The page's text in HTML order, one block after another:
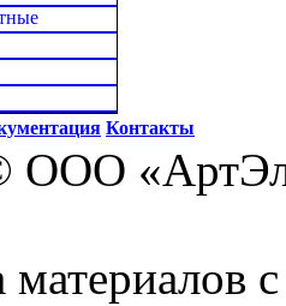
Контакты
ООО
материалов